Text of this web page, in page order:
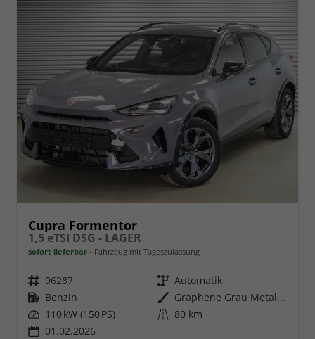
Cupra Formentor
1,5 eTSI DSG - LAGER
sofort lieferbar Fahrzeug mit Tageszulassung
Fahrzeugnr. 96287 Getriebe Automatik
Kraftstoff Benzin Außenfarbe
Graphene Grau Metallic (R6)
Leistung 110 kW (150 PS) Kilometerstand 80 km
01.02.2026